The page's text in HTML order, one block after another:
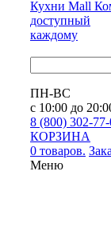
Кухни Mall
доступный
каждому
ПН-ВС
с 10:00 до
8 (800) 302-
КОРЗИНА
0 товаров.
Меню